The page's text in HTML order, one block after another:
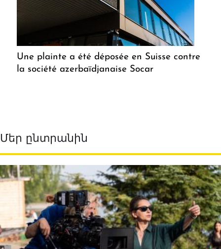
Une plainte a été déposée en Suisse contre
la société azerbaïdjanaise Socar
Մեր ընտրանին